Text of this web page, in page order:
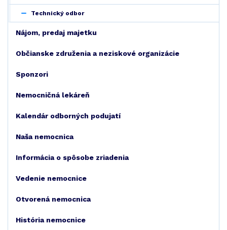
Technický odbor
Nájom, predaj majetku
Občianske združenia a neziskové organizácie
Sponzori
Nemocničná lekáreň
Kalendár odborných podujatí
Naša nemocnica
Informácia o spôsobe zriadenia
Vedenie nemocnice
Otvorená nemocnica
História nemocnice